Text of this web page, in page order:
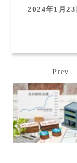
2024年1月23
Prev